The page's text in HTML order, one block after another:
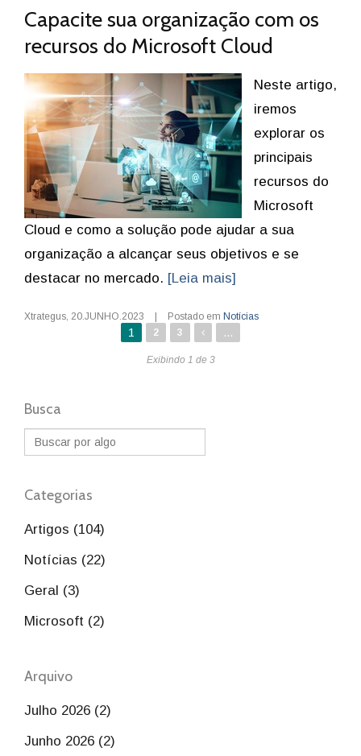
Capacite sua organização com os
recursos do Microsoft Cloud
Neste artigo,
iremos
explorar os
principais
recursos do
Microsoft
Cloud e como a solução pode ajudar a sua
organização a alcançar seus objetivos e se
destacar no mercado. [Leia mais]
Xtrategus, 20.JUNHO.2023 Postado em Notícias
1 2 3 ...
Exibindo 1 de 3
Busca
Categorias
Artigos (104)
Notícias (22)
Geral (3)
Microsoft (2)
Arquivo
Julho 2026 (2)
Junho 2026 (2)